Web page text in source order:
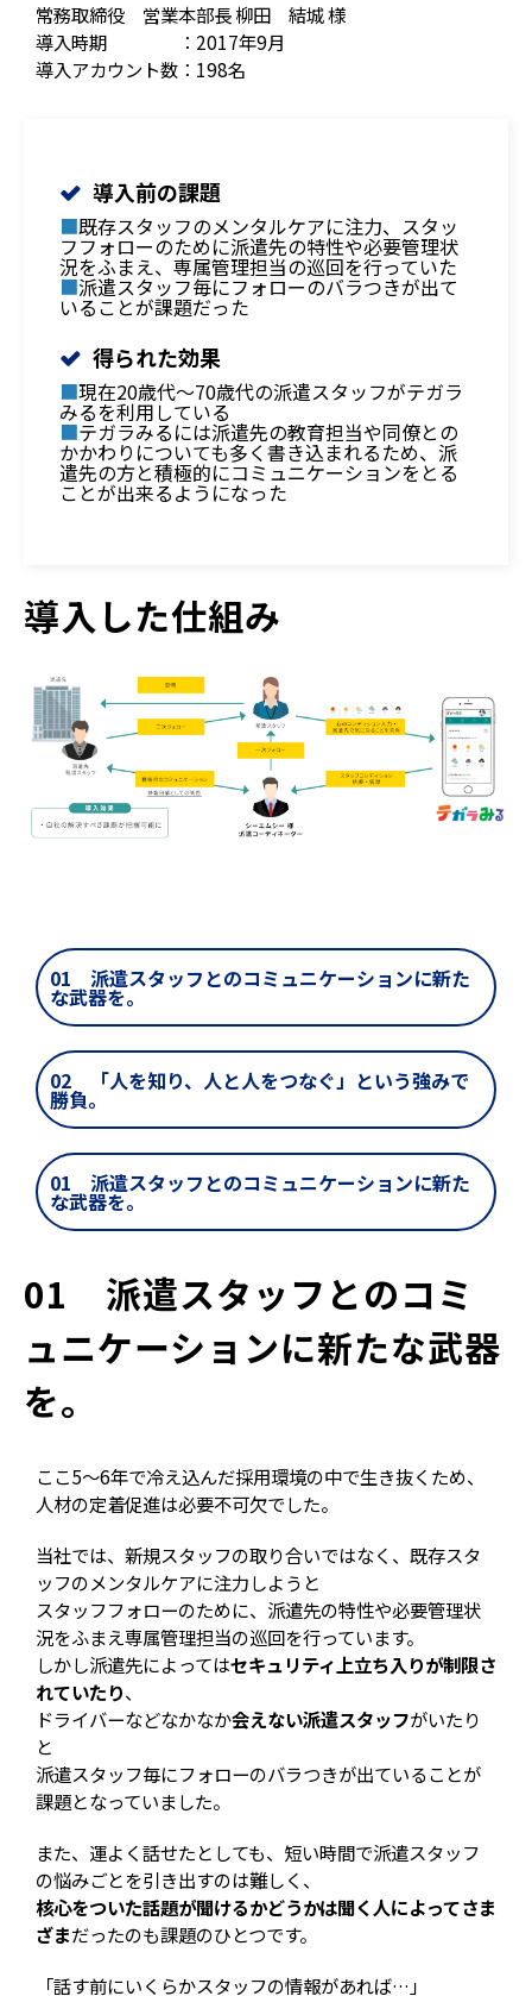
常務取締役 営業本部長 柳田 結城 様
導入時期 ：2017年9月
導入アカウント数：198名
導入前の課題
■既存スタッフのメンタルケアに注力、スタッ
フフォローのために派遣先の特性や必要管理状
況をふまえ、専属管理担当の巡回を行っていた
■派遣スタッフ毎にフォローのバラつきが出て
いることが課題だった
得られた効果
■現在20歳代～70歳代の派遣スタッフがテガラ
みるを利用している
■テガラみるには派遣先の教育担当や同僚との
かかわりについても多く書き込まれるため、派
遣先の方と積極的にコミュニケーションをとる
ことが出来るようになった
導入した仕組み
01 派遣スタッフとのコミュニケーションに新た
な武器を。
02 「人を知り、人と人をつなぐ」という強みで
勝負。
01 派遣スタッフとのコミュニケーションに新た
な武器を。
01　派遣スタッフとのコミ
ュニケーションに新たな武器
を。
ここ5～6年で冷え込んだ採用環境の中で生き抜くため、
人材の定着促進は必要不可欠でした。
当社では、新規スタッフの取り合いではなく、既存スタ
ッフのメンタルケアに注力しようと
スタッフフォローのために、派遣先の特性や必要管理状
況をふまえ専属管理担当の巡回を行っています。
しかし派遣先によってはセキュリティ上立ち入りが制限さ
れていたり、
ドライバーなどなかなか会えない派遣スタッフがいたり
と
派遣スタッフ毎にフォローのバラつきが出ていることが
課題となっていました。
また、運よく話せたとしても、短い時間で派遣スタッフ
の悩みごとを引き出すのは難しく、
核心をついた話題が聞けるかどうかは聞く人によってさま
ざまだったのも課題のひとつです。
「話す前にいくらかスタッフの情報があれば…」